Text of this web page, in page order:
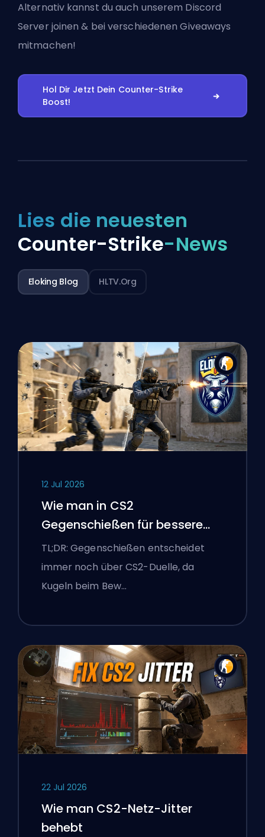
Alternativ kannst du auch unserem Discord
Server joinen & bei verschiedenen Giveaways
mitmachen!
Hol Dir Jetzt Dein Counter-Strike
Boost!
Lies die neuesten
Counter-Strike-News
Eloking Blog HLTV.org
12 Jul 2026
Wie man in CS2
Gegenschießen für bessere
Genauigkeit
TL;DR: Gegenschießen entscheidet
immer noch über CS2-Duelle, da
Kugeln beim Bew…
22 Jul 2026
Wie man CS2-Netz-Jitter
behebt